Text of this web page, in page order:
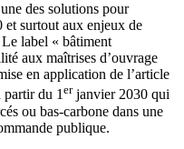
des solutions pour
et surtout aux enjeux de
label « bâtiment
aux maîtrises d’ouvrage
en application de l’article
partir du 1erjanvier 2030 qui
ou bas-carbone dans une
publique.